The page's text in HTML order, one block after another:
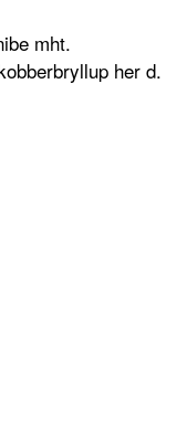
mht.
her d.